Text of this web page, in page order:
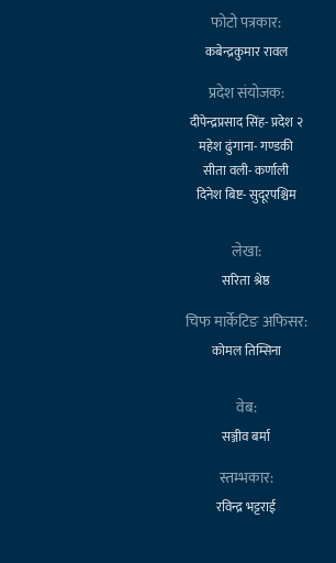
फोटो पत्रकार:
कबेन्द्रकुमार रावल
प्रदेश संयोजक:
दीपेन्द्रप्रसाद सिंह- प्रदेश २
महेश ढुंगाना- गण्डकी
सीता वली- कर्णाली
दिनेश बिष्ट- सुदूरपश्चिम
लेखा:
सरिता श्रेष्ठ
चिफ मार्केटिङ अफिसर:
कोमल तिम्सिना
वेब:
सञ्जीव बर्मा
स्तम्भकार:
रविन्द्र भट्टराई